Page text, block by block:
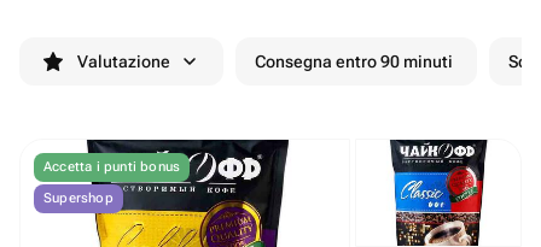
Valutazione Consegna entro 90 minuti
Accetta i punti bonus
Supershop